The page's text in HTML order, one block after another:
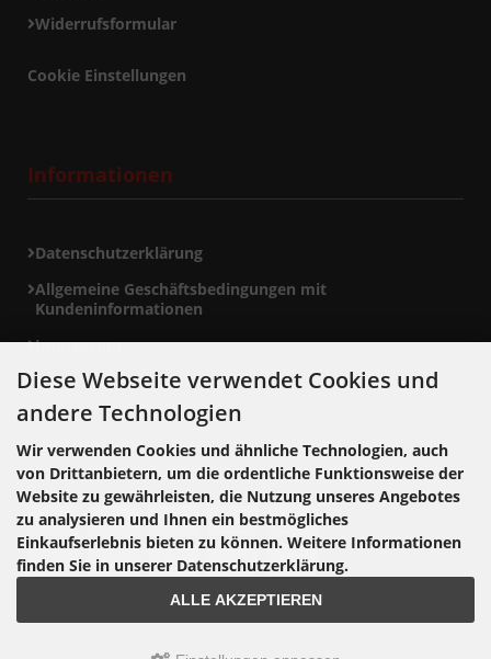
Widerrufsformular
Cookie Einstellungen
Informationen
Datenschutzerklärung
Allgemeine Geschäftsbedingungen mit
Kundeninformationen
Impressum
Zahlungsmethoden
Diese Webseite verwendet Cookies und
andere Technologien
Wir verwenden Cookies und ähnliche Technologien, auch
von Drittanbietern, um die ordentliche Funktionsweise der
Website zu gewährleisten, die Nutzung unseres Angebotes
zu analysieren und Ihnen ein bestmögliches
Einkaufserlebnis bieten zu können. Weitere Informationen
finden Sie in unserer Datenschutzerklärung.
ALLE AKZEPTIEREN